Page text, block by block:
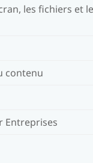
les fichiers et
contenu
Entreprises